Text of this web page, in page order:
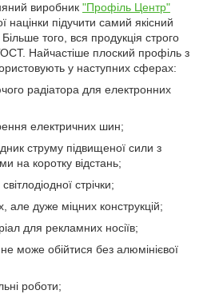
виробник "Профіль Центр"
націнки підучити самий якісний
того, вся продукція строго
Найчастіше плоский профіль з
у наступних сферах:
радіатора для електронних
електричних шин;
струму підвищеної сили з
на коротку відстань;
стрічки;
але дуже міцних конструкцій;
для рекламних носіїв;
може обійтися без алюмінієвої
роботи;